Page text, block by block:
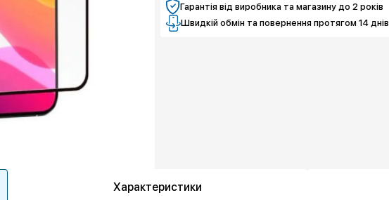
Гарантія від виробника та магазину до 2 років
Швидкій обмін та повернення протягом 14 днів
Характеристики